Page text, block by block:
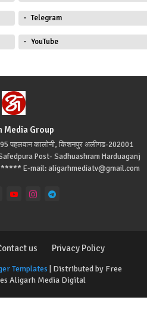
Telegram
YouTube
Media Group
पहलवान कालोनी, किशनपुर अलीगढ-202001
Post- Sadhuashram Harduaganj
E-mail: aligarhmediatv@gmail.com
Templates | Distributed by Free
Aligarh Media Digital
us Privacy Policy